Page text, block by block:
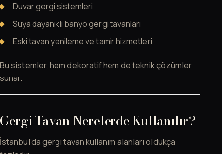
Duvar gergi sistemleri
Suya dayanıklı banyo gergi tavanları
Eski tavan yenileme ve tamir hizmetleri
Bu sistemler, hem dekoratif hem de teknik çözümler
sunar.
Gergi Tavan Nerelerde Kullanılır?
İstanbul’da gergi tavan kullanım alanları oldukça